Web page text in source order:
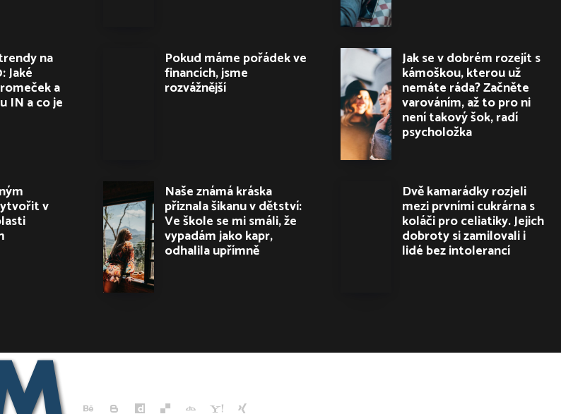
na
Jaké
a
IN a co je
v
Pokud máme pořádek ve
financích, jsme
rozvážnější
Naše známá kráska
přiznala šikanu v dětství:
Ve škole se mi smáli, že
vypadám jako kapr,
odhalila upřímně
Jak se v dobrém rozejít s
kámoškou, kterou už
nemáte ráda? Začněte
varováním, až to pro ni
není takový šok, radí
psycholožka
Dvě kamarádky rozjeli
mezi prvními cukrárna s
koláči pro celiatiky. Jejich
dobroty si zamilovali i
lidé bez intolerancí